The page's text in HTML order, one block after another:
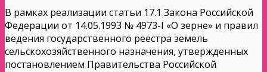
В рамках реализации статьи 17.1 Закона Российской
Федерации от 14.05.1993 № 4973-I «О зерне» и правил
ведения государственного реестра земель
сельскохозяйственного назначения, утвержденных
постановлением Правительства Российской